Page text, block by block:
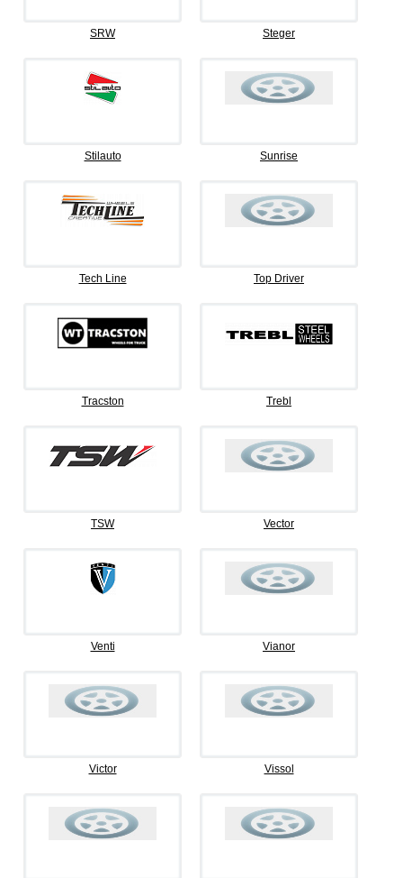
SRW Steger
Stilauto Sunrise
Tech Line Top Driver
Tracston Trebl
TSW Vector
Venti Vianor
Victor Vissol